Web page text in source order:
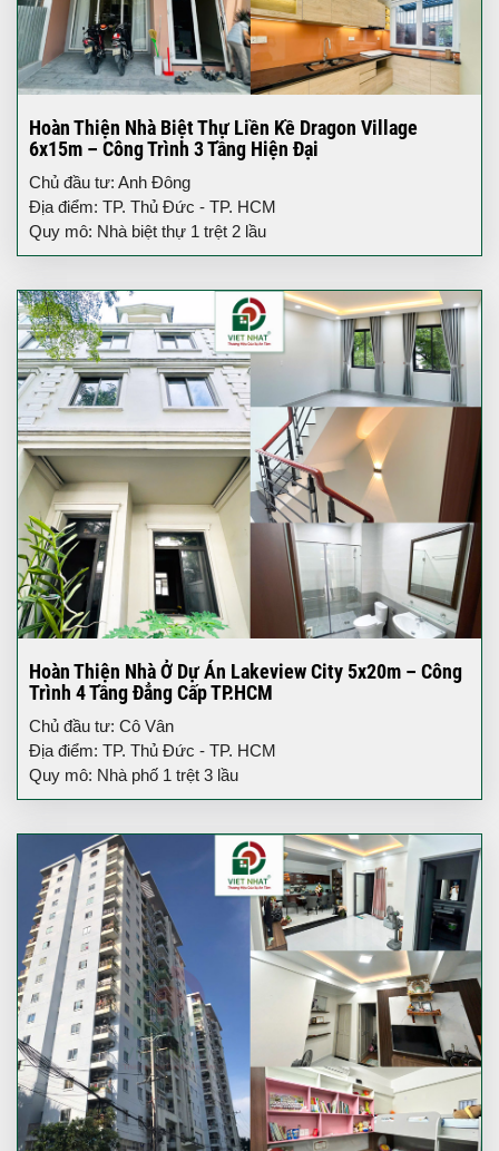
Hoàn Thiện Nhà Biệt Thự Liền Kề Dragon Village
6x15m – Công Trình 3 Tầng Hiện Đại
Chủ đầu tư: Anh Đông
Địa điểm: TP. Thủ Đức - TP. HCM
Quy mô: Nhà biệt thự 1 trệt 2 lầu
Hoàn Thiện Nhà Ở Dự Án Lakeview City 5x20m – Công
Trình 4 Tầng Đẳng Cấp TP.HCM
Chủ đầu tư: Cô Vân
Địa điểm: TP. Thủ Đức - TP. HCM
Quy mô: Nhà phố 1 trệt 3 lầu